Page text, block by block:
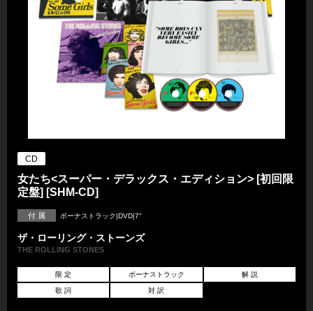
CD
女たち<スーパー・デラックス・エディション> [初回限
定盤] [SHM-CD]
付 属 ボーナストラック|DVD|7"
ザ・ローリング・ストーンズ
THE ROLLING STONES
限 定 ボーナストラック 解 説
歌 詞 対 訳